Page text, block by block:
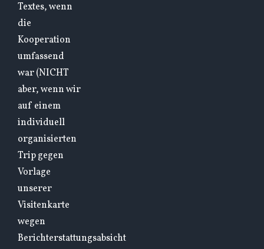
Textes, wenn
die
Kooperation
umfassend
war (NICHT
aber, wenn wir
auf einem
individuell
organisierten
Trip gegen
Vorlage
unserer
Visitenkarte
wegen
Berichterstattungsabsicht